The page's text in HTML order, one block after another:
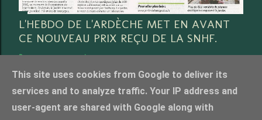
L'HEBDO DE L'ARDÈCHE MET EN AVANT
CE NOUVEAU PRIX REÇU DE LA SNHF.
Partager 3 commentaires
This site uses cookies from Google to deliver its
services and to analyze traffic. Your IP address and
user-agent are shared with Google along with